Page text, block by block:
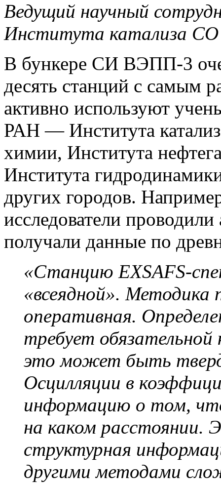
Ведущий научный
Института катализа
В бункере СИ ВЭПП-3
десять станций с самым
активно используют
РАН — Института
химии, Института
Института
других городов.
исследователи
получали данные по
«Станцию EXSAFS-
«всеядной». Методика
оперативная.
требует
это может быть
Осцилляции в
информацию о том,
на каком расстоянии.
структурная
другими методами